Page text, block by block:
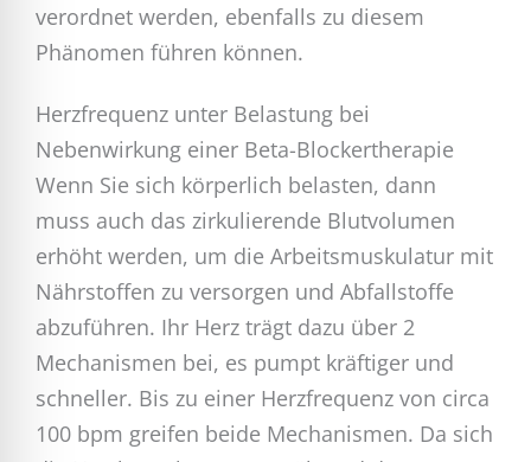
verordnet werden, ebenfalls zu diesem
Phänomen führen können.
Herzfrequenz unter Belastung bei
Nebenwirkung einer Beta-Blockertherapie
Wenn Sie sich körperlich belasten, dann
muss auch das zirkulierende Blutvolumen
erhöht werden, um die Arbeitsmuskulatur mit
Nährstoffen zu versorgen und Abfallstoffe
abzuführen. Ihr Herz trägt dazu über 2
Mechanismen bei, es pumpt kräftiger und
schneller. Bis zu einer Herzfrequenz von circa
100 bpm greifen beide Mechanismen. Da sich